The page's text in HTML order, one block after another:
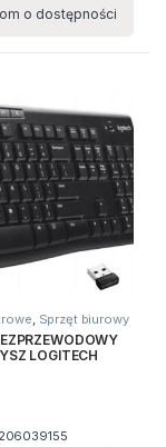
o dostępności
, Sprzęt biurowy
LOGITECH